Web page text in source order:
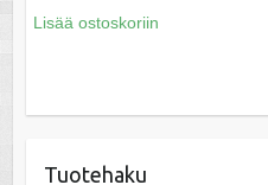
Lisää ostoskoriin
Tuotehaku